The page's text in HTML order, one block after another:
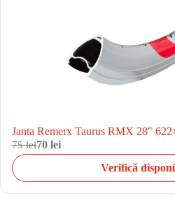
Janta Remerx Taurus RMX 28″
75 lei70 lei
Verifică